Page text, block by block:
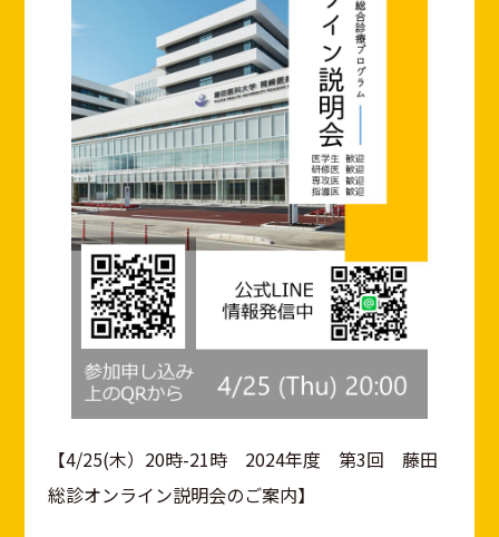
【4/25(木）20時-21時 2024年度 第3回 藤田
総診オンライン説明会のご案内】